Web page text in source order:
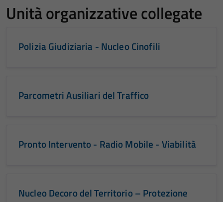
Unità organizzative collegate
Polizia Giudiziaria - Nucleo Cinofili
Parcometri Ausiliari del Traffico
Pronto Intervento - Radio Mobile - Viabilità
Nucleo Decoro del Territorio – Protezione